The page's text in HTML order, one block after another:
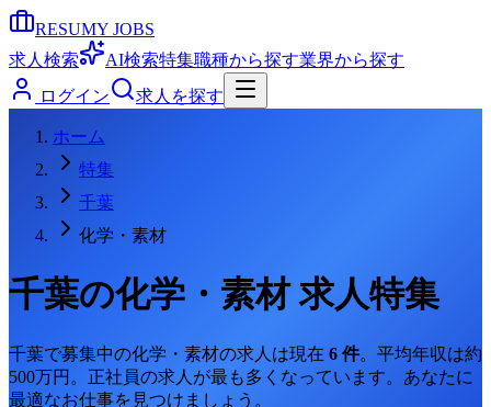
RESUMY JOBS
求人検索
AI検索特集職種から探す業界から探す
ログイン
求人を探す
ホーム
特集
千葉
化学・素材
千葉の化学・素材求人特集
千葉で募集中の化学・素材の求人は現在 6 件。 平均年収は約
500万円。 正社員の求人が最も多くなっています。 あなたに
最適なお仕事を見つけましょう。